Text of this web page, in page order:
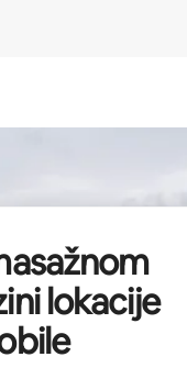
lokacije